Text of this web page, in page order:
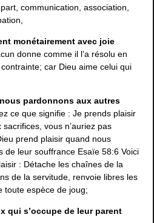
communication, association,
monétairement avec joie
donne comme il l’a résolu en
car Dieu aime celui qui
pardonnons aux autres
ce que signifie : Je prends plaisir
vous n’auriez pas
prend plaisir quand nous
de leur souffrance Esaïe 58:6 Voici
: Détache les chaînes de la
de la servitude, renvoie libres les
toute espèce de joug;
qui s’occupe de leur parent